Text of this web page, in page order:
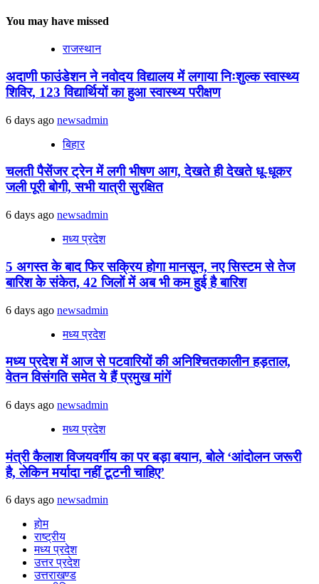
You may have missed
राजस्थान
अदाणी फाउंडेशन ने नवोदय विद्यालय में लगाया निःशुल्क स्वास्थ्य
शिविर, 123 विद्यार्थियों का हुआ स्वास्थ्य परीक्षण
6 days ago newsadmin
बिहार
चलती पैसेंजर ट्रेन में लगी भीषण आग, देखते ही देखते धू-धूकर
जली पूरी बोगी, सभी यात्री सुरक्षित
6 days ago newsadmin
मध्य प्रदेश
5 अगस्त के बाद फिर सक्रिय होगा मानसून, नए सिस्टम से तेज
बारिश के संकेत, 42 जिलों में अब भी कम हुई है बारिश
6 days ago newsadmin
मध्य प्रदेश
मध्य प्रदेश में आज से पटवारियों की अनिश्चितकालीन हड़ताल,
वेतन विसंगति समेत ये हैं प्रमुख मांगें
6 days ago newsadmin
मध्य प्रदेश
मंत्री कैलाश विजयवर्गीय का पर बड़ा बयान, बोले ‘आंदोलन जरूरी
है, लेकिन मर्यादा नहीं टूटनी चाहिए’
6 days ago newsadmin
होम
राष्ट्रीय
मध्य प्रदेश
उत्तर प्रदेश
उत्तराखण्ड